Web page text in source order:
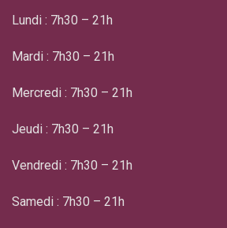
Lundi : 7h30 – 21h
Mardi : 7h30 – 21h
Mercredi : 7h30 – 21h
Jeudi : 7h30 – 21h
Vendredi : 7h30 – 21h
Samedi : 7h30 – 21h